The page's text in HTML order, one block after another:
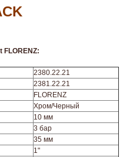
FLORENZ:
2380.22.21
2381.22.21
FLORENZ
Хром/Черный
10 мм
3 бар
35 мм
1"